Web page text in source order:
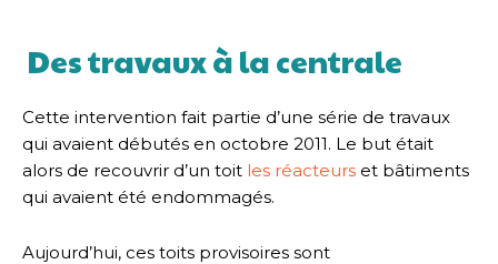
Des travaux à la centrale
Cette intervention fait partie d’une série de travaux
qui avaient débutés en octobre 2011. Le but était
alors de recouvrir d’un toit les réacteurs et bâtiments
qui avaient été endommagés.
Aujourd’hui, ces toits provisoires sont